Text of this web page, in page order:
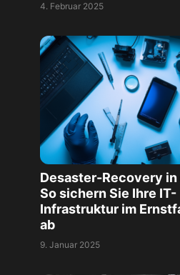
4. Februar 2025
Desaster-Recovery in
So sichern Sie Ihre IT-
Infrastruktur im
ab
9. Januar 2025